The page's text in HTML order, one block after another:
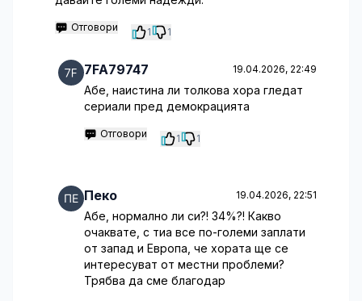
Отговори 1 1
7FA79747 19.04.2026, 22:49
Абе, наистина ли толкова хора гледат
сериали пред демокрацията
Отговори 1 1
Пеко 19.04.2026, 22:51
Абе, нормално ли си?! 34%?! Какво
очаквате, с тиа все по-големи заплати
от запад и Европа, че хората ще се
интересуват от местни проблеми?
Трябва да сме благодар